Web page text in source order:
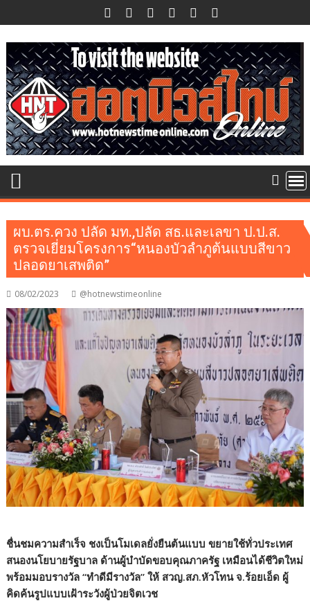
to
content
ผบ.ตร.ควง ปลัด มท.,ปลัด สธ.และเลขา ป.ป.ส.
ตรวจเยี่ยมโครงการ“หนองบัวลำภูต้นแบบสีขาว
ปลอดยาเสพติด”
08/02/2023 @hotnewstimeonline
ชื่นชมความสำเร็จ ชงเป็นโมเดลยั่งยืนต้นแบบ ขยายใช้ทั่วประเทศ
สนองนโยบายรัฐบาล ด้านผู้บำบัดขอบคุณภาครัฐ เหมือนได้ชีวิตใหม่
พร้อมมอบรางวัล “ทำดีมีรางวัล” ให้ สวญ.สภ.หัวโทน จ.ร้อยเอ็ด ผู้
คิดค้นรูปแบบเฝ้าระวังผู้ป่วยจิตเวช